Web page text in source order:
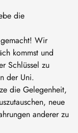
die
Wir
kommst und
Schlüssel zu
der Uni.
die Gelegenheit,
neue
anderer zu